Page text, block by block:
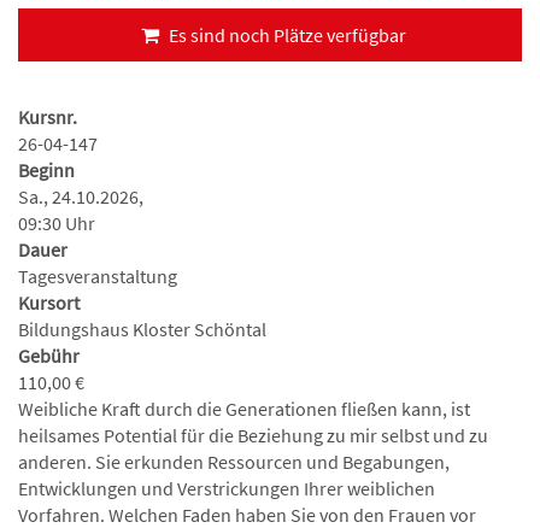
Es sind noch Plätze verfügbar
Kursnr.
26-04-147
Beginn
Sa., 24.10.2026,
09:30 Uhr
Dauer
Tagesveranstaltung
Kursort
Bildungshaus Kloster Schöntal
Gebühr
110,00 €
Weibliche Kraft durch die Generationen fließen kann, ist
heilsames Potential für die Beziehung zu mir selbst und zu
anderen. Sie erkunden Ressourcen und Begabungen,
Entwicklungen und Verstrickungen Ihrer weiblichen
Vorfahren. Welchen Faden haben Sie von den Frauen vor